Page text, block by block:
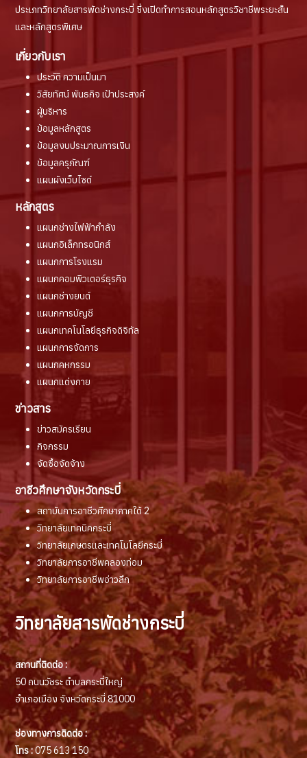
ประเภทวิทยาลัยสารพัดช่างกระบี่ ซึ่งเปิดทำการสอนหลักสูตรวิชาชีพระยะสั้น
และหลักสูตรพิเศษ
เกี่ยวกับเรา
ประวัติ ความเป็นมา
วิสัยทัศน์ พันธกิจ เป้าประสงค์
ผู้บริหาร
ข้อมูลหลักสูตร
ข้อมูลงบประมาณการเงิน
ข้อมูลครุภัณฑ์
แผนผังเว็บไซต์
หลักสูตร
แผนกช่างไฟฟ้ากำลัง
แผนกอิเล็กทรอนิกส์
แผนกการโรงแรม
แผนกคอมพิวเตอร์ธุรกิจ
แผนกช่างยนต์
แผนกการบัญชี
แผนกเทคโนโลยีธุรกิจดิจิทัล
แผนกการจัดการ
แผนกคหกรรม
แผนกแต่งกาย
ข่าวสาร
ข่าวสมัครเรียน
กิจกรรม
จัดซื้อจัดจ้าง
อาชีวศึกษาจังหวัดกระบี่
สถาบันการอาชีวศึกษาภาคใต้ 2
วิทยาลัยเทคนิคกระบี่
วิทยาลัยเกษตรและเทคโนโลยีกระบี่
วิทยาลัยการอาชีพคลองท่อม
วิทยาลัยการอาชีพอ่าวลึก
วิทยาลัยสารพัดช่างกระบี่
สถานที่ติดต่อ :
50 ถนนวัชระ ตำบลกระบี่ใหญ่
อำเภอเมือง จังหวัดกระบี่ 81000
ช่องทางการติดต่อ :
โทร :075 613 150